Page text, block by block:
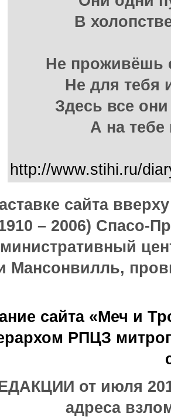
В
Не проживёшь
Не для тебя
Здесь все
А на тебе
http://www.stihi.ru/
сайта
– 2006) Спасо-
Мансонвилль,
сайта «Меч и
РПЦЗ
от июля
адреса